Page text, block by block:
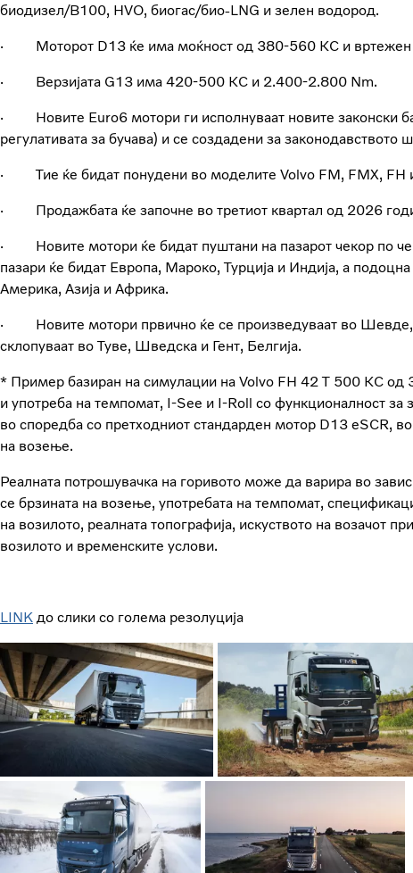
биодизел/B100, HVO, биогас/био-LNG и зелен водород.
· Моторот D13 ќе има моќност од 380-560 КС и
· Верзијата G13 има 420-500 КС и 2.400-2.800 Nm.
· Новите Euro6 мотори ги исполнуваат новите законски
регулативата за бучава) и се создадени за законодавството
· Тие ќе бидат понудени во моделите Volvo FM, FMX, FH
· Продажбата ќе започне во третиот квартал од 2026
· Новите мотори ќе бидат пуштани на пазарот чекор по
пазари ќе бидат Европа, Мароко, Турција и Индија, а
Америка, Азија и Африка.
· Новите мотори првично ќе се произведуваат во Шевде,
склопуваат во Туве, Шведска и Гент, Белгија.
* Пример базиран на симулации на Volvo FH 42 T 500 КС од
и употреба на темпомат, I-See и I-Roll со функционалност за
во споредба со претходниот стандарден мотор D13 eSCR,
на возење.
Реалната потрошувачка на горивото може да варира во
се брзината на возење, употребата на темпомат,
на возилото, реалната топографија, искуството на возачот
возилото и временските услови.
LINK до слики со голема резолуција